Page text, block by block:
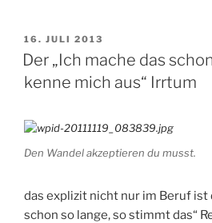
VERÖFFENTLICHT
AM
16. JULI 2013
Der „Ich mache das
kenne mich aus“ Irrtum
Den Wandel akzeptieren du musst.
das explizit nicht nur im Beruf ist
schon so lange, so stimmt das“